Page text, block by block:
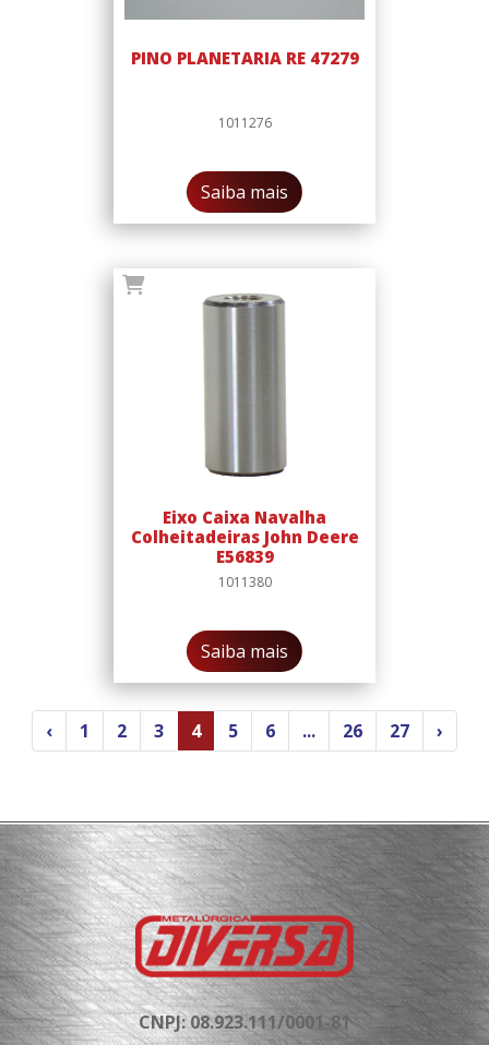
PINO PLANETARIA RE 47279
1011276
Saiba mais
Eixo Caixa Navalha
Colheitadeiras John Deere
E56839
1011380
Saiba mais
‹ 1 2 3 4 5 6 ... 26 27 ›
CNPJ: 08.923.111/0001-81